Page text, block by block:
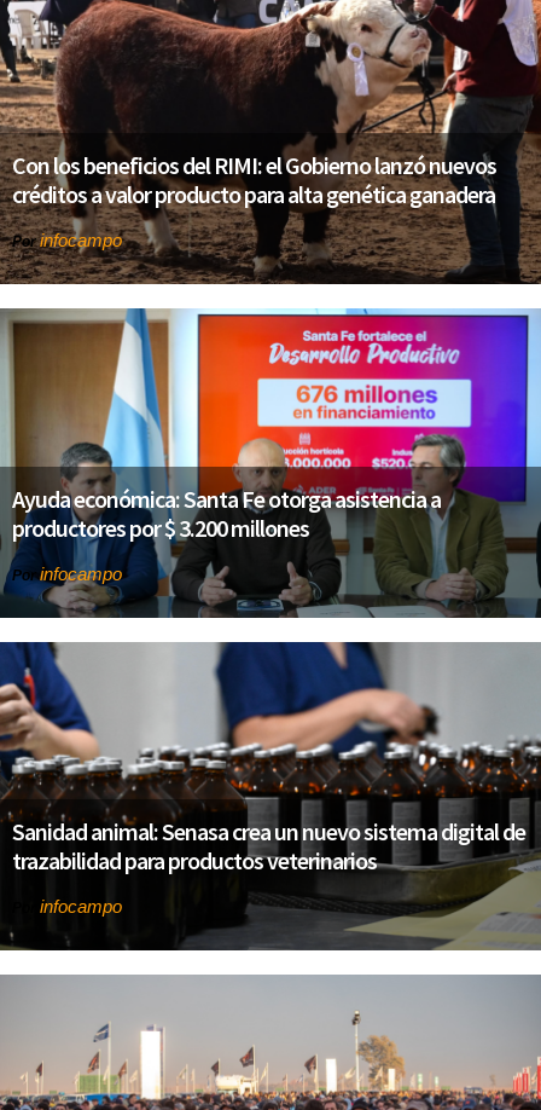
Con los beneficios del RIMI: el Gobierno lanzó nuevos
créditos a valor producto para alta genética ganadera
Porinfocampo
Ayuda económica: Santa Fe otorga asistencia a
productores por $ 3.200 millones
Porinfocampo
Sanidad animal: Senasa crea un nuevo sistema digital de
trazabilidad para productos veterinarios
infocampo